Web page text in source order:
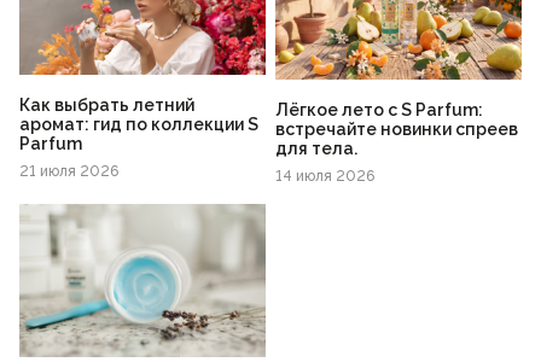
Как выбрать летний
аромат: гид по коллекции S
Parfum
21 июля 2026
Лёгкое лето с S Parfum:
встречайте новинки спреев
для тела.
14 июля 2026